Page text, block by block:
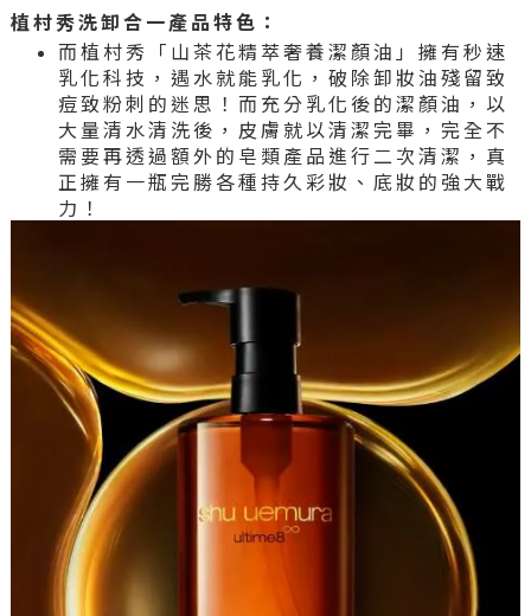
植村秀洗卸合一產品特色：
而植村秀「山茶花精萃奢養潔顏油」擁有秒速
乳化科技，遇水就能乳化，破除卸妝油殘留致
痘致粉刺的迷思！而充分乳化後的潔顏油，以
大量清水清洗後，皮膚就以清潔完畢，完全不
需要再透過額外的皂類產品進行二次清潔，真
正擁有一瓶完勝各種持久彩妝、底妝的強大戰
力！